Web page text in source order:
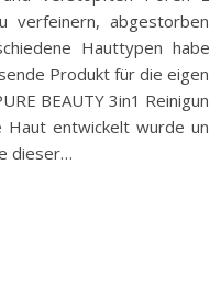
verfeinern,
Hauttypen
Produkt für die
BEAUTY 3in1
Haut entwickelt wurde
dieser…